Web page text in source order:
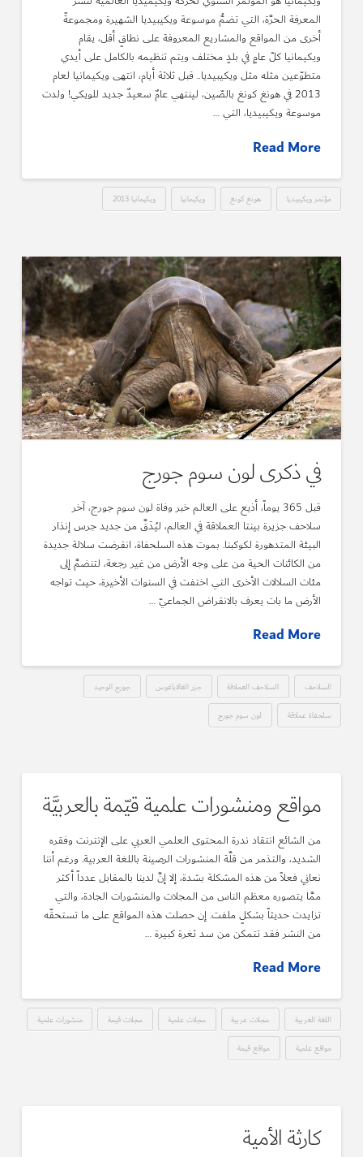
المعرفة الحرَّة، التي تضمُّ موسوعة ويكيبيديا الشهيرة ومجموعةً
أخرى من المواقع والمشاريع المعروفة على نطاقٍ أقل، يقام
ويكيمانيا كلّ عامٍ في بلدٍ مختلف ويتم تنظيمه بالكامل على أيدي
متطوّعين مثله مثل ويكيبيديا.. قبل ثلاثة أيام، انتهى ويكيمانيا لعام
2013 في هونغ كونغ بالصّين، لينتهي عامٌ سعيدٌ جديد للويكي! ولدت
موسوعة ويكيبيديا، التي …
Read More
مؤتمر ويكيبيديا هونغ كونغ ويكيمانيا ويكيمانيا 2013
في ذكرى لون سوم جورج
قبل 365 يوماً، أذيع على العالم خبر وفاة لون سوم جورج، آخر
سلاحف جزيرة بينتا العملاقة في العالم، ليُدَقَّ من جديد جرس إنذار
البيئة المتدهورة لكوكبنا. بموت هذه السلحفاة، انقرضت سلالة جديدة
من الكائنات الحية من على وجه الأرض من غير رجعة، لتنضمَّ إلى
مئات السلالات الأخرى التي اختفت في السنوات الأخيرة، حيث تواجه
الأرض ما بات يعرف بالانقراض الجماعيّ …
Read More
السلاحف السلاحف العملاقة جزر الغالاباغوس جورج الوحيد
سلحفاة عملاقة لون سوم جورج
مواقع ومنشورات علمية قيّمة بالعربيَّة
من الشائع انتقاد ندرة المحتوى العلمي العربي على الإنترنت وفقره
الشديد، والتذمر من قلَّة المنشورات الرصينة باللغة العربية. ورغم أننا
نعاني فعلاً من هذه المشكلة بشدة، إلا إنَّ لدينا بالمقابل عدداً أكثر
ممَّا يتصوره معظم الناس من المجلات والمنشورات الجادة، والتي
تزايدت حديثاً بشكلٍ ملفت. إن حصلت هذه المواقع على ما تستحقّه
من النشر فقد تتمكن من سد ثغرة كبيرة …
Read More
اللغة العربية مجلات عربية مجلات علمية مجلات قيمة منشورات علمية
مواقع علمية مواقع قيمة
كارثة الأمية